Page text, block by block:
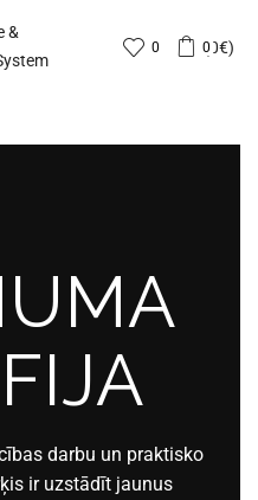
0 0
(0€)
darbu un praktisko
ir uzstādīt jaunus